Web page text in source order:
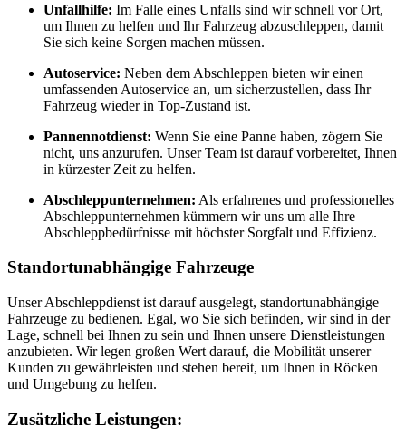
Unfallhilfe: Im Falle eines Unfalls sind wir schnell vor Ort,
um Ihnen zu helfen und Ihr Fahrzeug abzuschleppen, damit
Sie sich keine Sorgen machen müssen.
Autoservice: Neben dem Abschleppen bieten wir einen
umfassenden Autoservice an, um sicherzustellen, dass Ihr
Fahrzeug wieder in Top-Zustand ist.
Pannennotdienst: Wenn Sie eine Panne haben, zögern Sie
nicht, uns anzurufen. Unser Team ist darauf vorbereitet, Ihnen
in kürzester Zeit zu helfen.
Abschleppunternehmen: Als erfahrenes und professionelles
Abschleppunternehmen kümmern wir uns um alle Ihre
Abschleppbedürfnisse mit höchster Sorgfalt und Effizienz.
Standortunabhängige Fahrzeuge
Unser Abschleppdienst ist darauf ausgelegt, standortunabhängige
Fahrzeuge zu bedienen. Egal, wo Sie sich befinden, wir sind in der
Lage, schnell bei Ihnen zu sein und Ihnen unsere Dienstleistungen
anzubieten. Wir legen großen Wert darauf, die Mobilität unserer
Kunden zu gewährleisten und stehen bereit, um Ihnen in Röcken
und Umgebung zu helfen.
Zusätzliche Leistungen: